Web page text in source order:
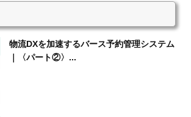
物流DXを加速するバース予約管理システム
｜〈パート②〉...